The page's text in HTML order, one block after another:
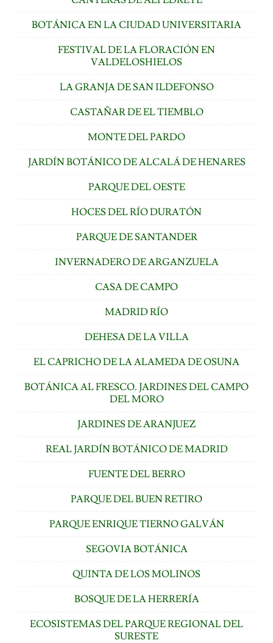
BOTÁNICA EN LA CIUDAD UNIVERSITARIA
FESTIVAL DE LA FLORACIÓN EN
VALDELOSHIELOS
LA GRANJA DE SAN ILDEFONSO
CASTAÑAR DE EL TIEMBLO
MONTE DEL PARDO
JARDÍN BOTÁNICO DE ALCALÁ DE HENARES
PARQUE DEL OESTE
HOCES DEL RÍO DURATÓN
PARQUE DE SANTANDER
INVERNADERO DE ARGANZUELA
CASA DE CAMPO
MADRID RÍO
DEHESA DE LA VILLA
EL CAPRICHO DE LA ALAMEDA DE OSUNA
BOTÁNICA AL FRESCO. JARDINES DEL CAMPO
DEL MORO
JARDINES DE ARANJUEZ
REAL JARDÍN BOTÁNICO DE MADRID
FUENTE DEL BERRO
PARQUE DEL BUEN RETIRO
PARQUE ENRIQUE TIERNO GALVÁN
SEGOVIA BOTÁNICA
QUINTA DE LOS MOLINOS
BOSQUE DE LA HERRERÍA
ECOSISTEMAS DEL PARQUE REGIONAL DEL
SURESTE